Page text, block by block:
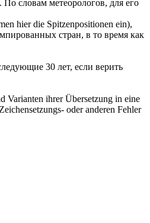
По словам метеорологов, для его
hier die Spitzenpositionen ein),
стран, в то время как
30 лет, если верить
Varianten ihrer Übersetzung in eine
oder anderen Fehler